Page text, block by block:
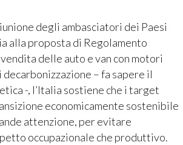
degli ambasciatori dei Paesi
alla proposta di Regolamento
delle auto e van con motori
– fa sapere il
-, l’Italia sostiene che i target
economicamente sostenibile
attenzione, per evitare
occupazionale che produttivo.